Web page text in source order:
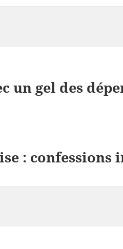
un gel des
: confessions